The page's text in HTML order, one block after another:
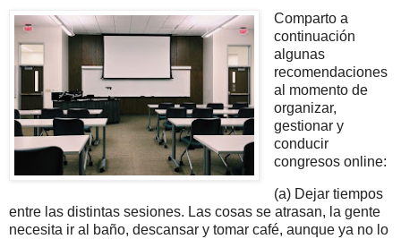
Comparto a
continuación
algunas
recomendaciones
al momento de
organizar,
gestionar y
conducir
congresos online:
(a) Dejar tiempos
entre las distintas sesiones. Las cosas se atrasan, la gente
necesita ir al baño, descansar y tomar café, aunque ya no lo